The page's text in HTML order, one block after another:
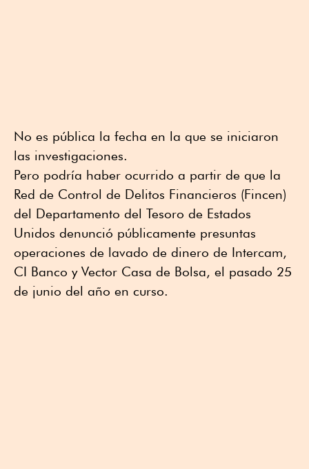
No es pública la fecha en la que se iniciaron
las investigaciones.
Pero podría haber ocurrido a partir de que la
Red de Control de Delitos Financieros (Fincen)
del Departamento del Tesoro de Estados
Unidos denunció públicamente presuntas
operaciones de lavado de dinero de Intercam,
CI Banco y Vector Casa de Bolsa, el pasado 25
de junio del año en curso.